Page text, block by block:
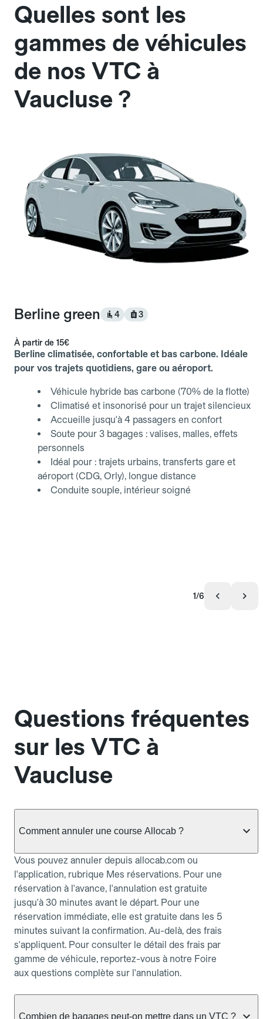
Quelles sont les
gammes de véhicules
de nos VTC à
Vaucluse ?
Berline green 4 3
À partir de 15€
Berline climatisée, confortable et bas carbone. Idéale
pour vos trajets quotidiens, gare ou aéroport.
Véhicule hybride bas carbone (70% de la flotte)
Climatisé et insonorisé pour un trajet silencieux
Accueille jusqu'à 4 passagers en confort
Soute pour 3 bagages : valises, malles, effets
personnels
Idéal pour : trajets urbains, transferts gare et
aéroport (CDG, Orly), longue distance
Conduite souple, intérieur soigné
1/6
Questions fréquentes
sur les VTC à
Vaucluse
Comment annuler une course Allocab ?
Vous pouvez annuler depuis allocab.com ou
l'application, rubrique Mes réservations. Pour une
réservation à l'avance, l'annulation est gratuite
jusqu'à 30 minutes avant le départ. Pour une
réservation immédiate, elle est gratuite dans les 5
minutes suivant la confirmation. Au-delà, des frais
s'appliquent. Pour consulter le détail des frais par
gamme de véhicule, reportez-vous à notre Foire
aux questions complète sur l'annulation.
Combien de bagages peut-on mettre dans un VTC ?